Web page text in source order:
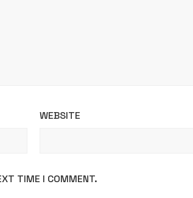
WEBSITE
TIME I COMMENT.